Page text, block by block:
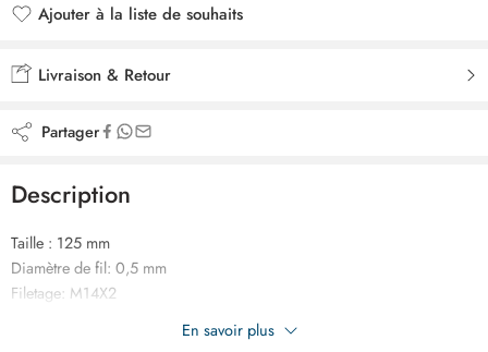
Ajouter à la liste de souhaits
Livraison & Retour
Partager
Description
Taille : 125 mm
Diamètre de fil: 0,5 mm
Filetage: M14X2
Emballé sous double blister
En savoir plus